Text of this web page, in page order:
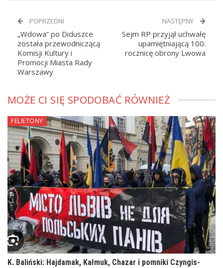
POPRZEDNI
„Wdowa” po Diduszce
została przewodniczącą
Komisji Kultury i
Promocji Miasta Rady
Warszawy
NASTĘPNY
Sejm RP przyjął uchwałę
upamiętniającą 100.
rocznicę obrony Lwowa
MOŻE CI SIĘ SPODOBAĆ RÓWNIEŻ
FELIETONY
K. Baliński: Hajdamak, Kałmuk, Chazar i pomniki Czyngis-